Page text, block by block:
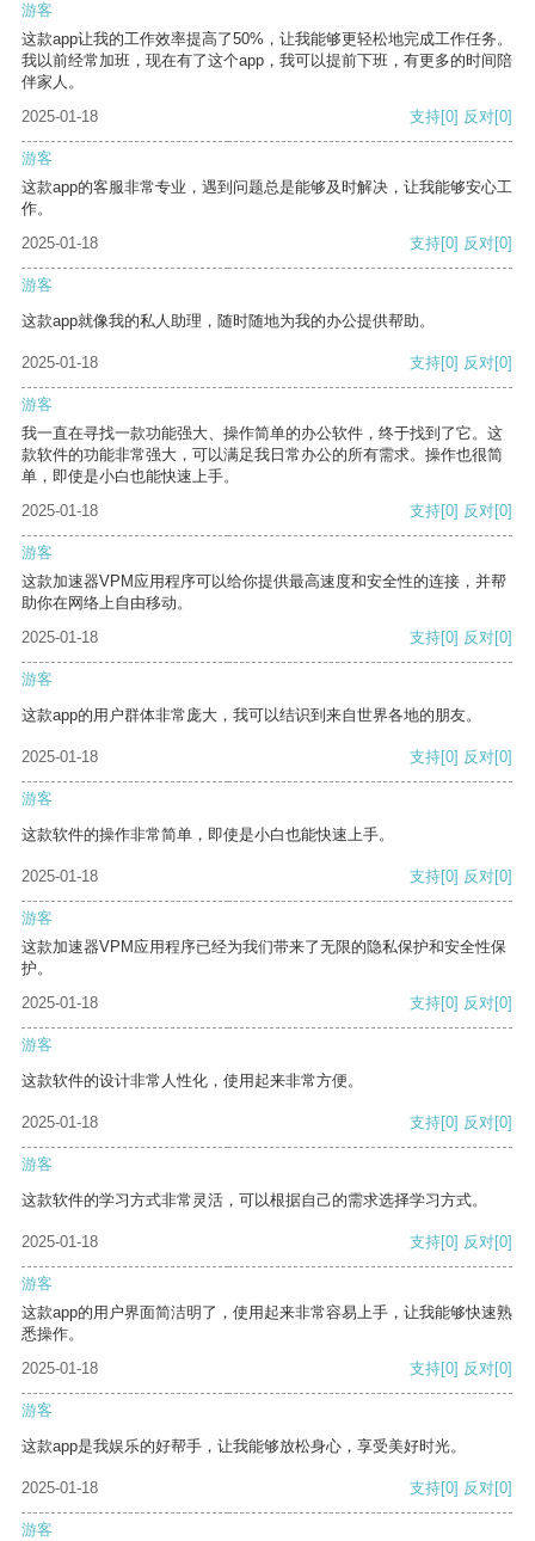
游客
这款app让我的工作效率提高了50%，让我能够更轻松地完成工作任务。
我以前经常加班，现在有了这个app，我可以提前下班，有更多的时间陪
伴家人。
2025-01-18
支持[0] 反对[0]
游客
这款app的客服非常专业，遇到问题总是能够及时解决，让我能够安心工
作。
2025-01-18
支持[0] 反对[0]
游客
这款app就像我的私人助理，随时随地为我的办公提供帮助。
2025-01-18 支持[0] 反对[0]
游客
我一直在寻找一款功能强大、操作简单的办公软件，终于找到了它。这
款软件的功能非常强大，可以满足我日常办公的所有需求。操作也很简
单，即使是小白也能快速上手。
2025-01-18
支持[0] 反对[0]
游客
这款加速器VPM应用程序可以给你提供最高速度和安全性的连接，并帮
助你在网络上自由移动。
2025-01-18
支持[0] 反对[0]
游客
这款app的用户群体非常庞大，我可以结识到来自世界各地的朋友。
2025-01-18 支持[0] 反对[0]
游客
这款软件的操作非常简单，即使是小白也能快速上手。
2025-01-18 支持[0] 反对[0]
游客
这款加速器VPM应用程序已经为我们带来了无限的隐私保护和安全性保
护。
2025-01-18
支持[0] 反对[0]
游客
这款软件的设计非常人性化，使用起来非常方便。
2025-01-18 支持[0] 反对[0]
游客
这款软件的学习方式非常灵活，可以根据自己的需求选择学习方式。
2025-01-18 支持[0] 反对[0]
游客
这款app的用户界面简洁明了，使用起来非常容易上手，让我能够快速熟
悉操作。
2025-01-18
支持[0] 反对[0]
游客
这款app是我娱乐的好帮手，让我能够放松身心，享受美好时光。
2025-01-18 支持[0] 反对[0]
游客